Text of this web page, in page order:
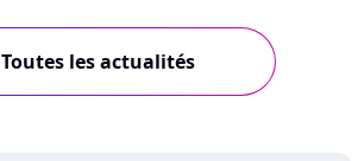
Toutes les actualités